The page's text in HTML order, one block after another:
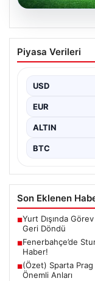
05.08.2026
(Özet)
Maçı Özeti
Piyasa Verileri
USD
EUR
ALTIN
BTC
Son Eklenen
■Yurt Dışında
Geri Döndü
■Fenerbahçe’de
Haber!
■(Özet) Sparta
Önemli Anları